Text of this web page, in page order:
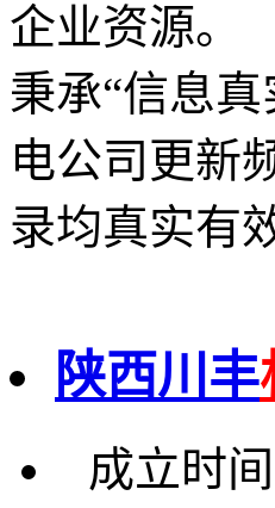
企业资源。
秉承“信息
电公司更新
录均真实有
陕西川丰
成立时